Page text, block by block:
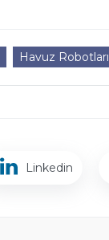
Havuz Robotları
Linkedin